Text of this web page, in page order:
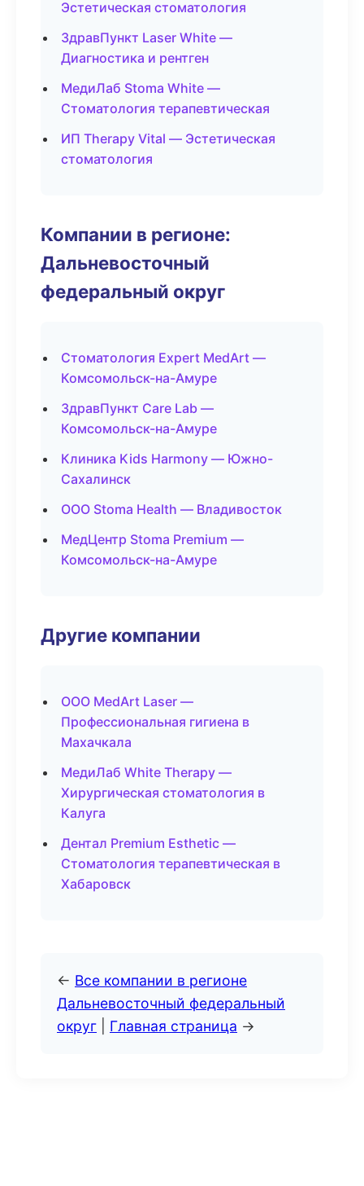
Эстетическая стоматология
ЗдравПункт Laser White —
Диагностика и рентген
МедиЛаб Stoma White —
Стоматология терапевтическая
ИП Therapy Vital — Эстетическая
стоматология
Компании в регионе:
Дальневосточный
федеральный округ
Стоматология Expert MedArt —
Комсомольск-на-Амуре
ЗдравПункт Care Lab —
Комсомольск-на-Амуре
Клиника Kids Harmony — Южно-
Сахалинск
ООО Stoma Health — Владивосток
МедЦентр Stoma Premium —
Комсомольск-на-Амуре
Другие компании
ООО MedArt Laser —
Профессиональная гигиена в
Махачкала
МедиЛаб White Therapy —
Хирургическая стоматология в
Калуга
Дентал Premium Esthetic —
Стоматология терапевтическая в
Хабаровск
← Все компании в регионе
Дальневосточный федеральный
округ
Главная страница →